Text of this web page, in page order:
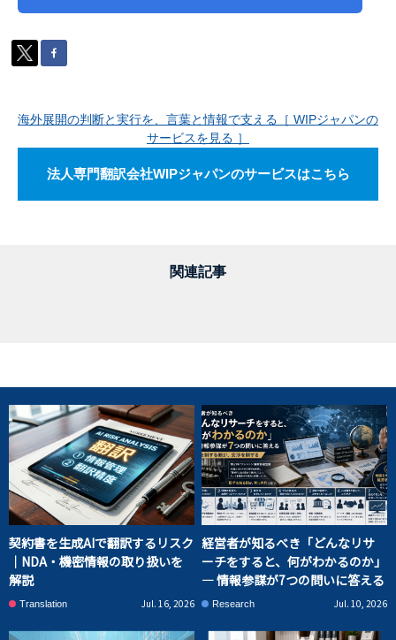
海外展開の判断と実行を、言葉と情報で支える［ WIPジャパンの
サービスを見る ］
法人専門翻訳会社WIPジャパンのサービスはこちら
関連記事
契約書を生成AIで翻訳するリスク
｜NDA・機密情報の取り扱いを
解説
Translation Jul. 16, 2026
経営者が知るべき「どんなリサ
ーチをすると、何がわかるのか」
― 情報参謀が7つの問いに答える
Research Jul. 10, 2026